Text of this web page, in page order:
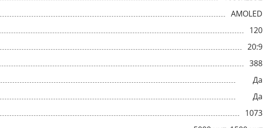
AMOLED
120
20:9
388
Да
Да
1073